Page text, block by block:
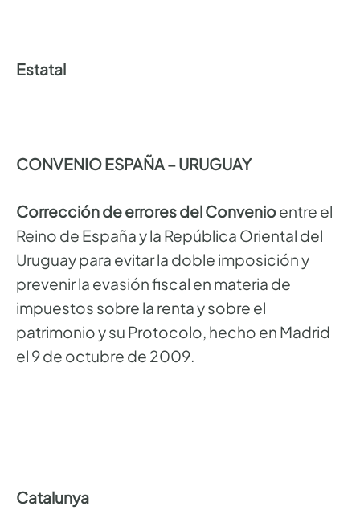
Estatal
CONVENIO ESPAÑA – URUGUAY
Corrección de errores del Convenioentre el
Reino de España y la República Oriental del
Uruguay para evitar la doble imposición y
prevenir la evasión fiscal en materia de
impuestos sobre la renta y sobre el
patrimonio y su Protocolo, hecho en Madrid
el 9 de octubre de 2009.
Catalunya